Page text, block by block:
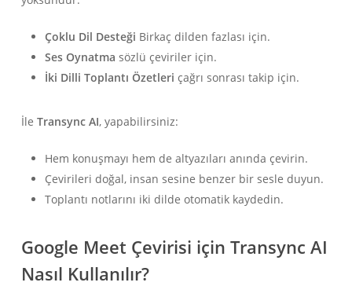
Çoklu Dil Desteği Birkaç dilden fazlası için.
Ses Oynatma sözlü çeviriler için.
İki Dilli Toplantı Özetleri çağrı sonrası takip için.
İle Transync AI, yapabilirsiniz:
Hem konuşmayı hem de altyazıları anında çevirin.
Çevirileri doğal, insan sesine benzer bir sesle duyun.
Toplantı notlarını iki dilde otomatik kaydedin.
Google Meet Çevirisi için Transync AI
Nasıl Kullanılır?